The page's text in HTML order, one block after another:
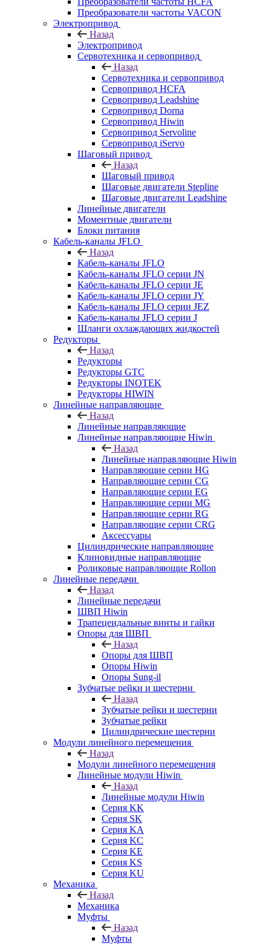
Преобразователи частоты VACON
Электропривод
Назад
Электропривод
Сервотехника и сервопривод
Назад
Сервотехника и сервопривод
Сервопривод HCFA
Сервопривод Leadshine
Сервопривод Dorna
Сервопривод Hiwin
Сервопривод Servoline
Сервопривод iServo
Шаговый привод
Назад
Шаговый привод
Шаговые двигатели Stepline
Шаговые двигатели Leadshine
Линейные двигатели
Моментные двигатели
Блоки питания
Кабель-каналы JFLO
Назад
Кабель-каналы JFLO
Кабель-каналы JFLO серии JN
Кабель-каналы JFLO серии JE
Кабель-каналы JFLO серии JY
Кабель-каналы JFLO серии JEZ
Кабель-каналы JFLO серии J
Шланги охлаждающих жидкостей
Редукторы
Назад
Редукторы
Редукторы GTC
Редукторы INOTEK
Редукторы HIWIN
Линейные направляющие
Назад
Линейные направляющие
Линейные направляющие Hiwin
Назад
Линейные направляющие Hiwin
Направляющие серии HG
Направляющие серии CG
Направляющие серии EG
Направляющие серии MG
Направляющие серии RG
Направляющие серии CRG
Аксессуары
Цилиндрические направляющие
Клиновидные направляющие
Роликовые направляющие Rollon
Линейные передачи
Назад
Линейные передачи
ШВП Hiwin
Трапецеидальные винты и гайки
Опоры для ШВП
Назад
Опоры для ШВП
Опоры Hiwin
Опоры Sung-il
Зубчатые рейки и шестерни
Назад
Зубчатые рейки и шестерни
Зубчатые рейки
Цилиндрические шестерни
Модули линейного перемещения
Назад
Модули линейного перемещения
Линейные модули Hiwin
Назад
Линейные модули Hiwin
Серия KK
Серия SK
Серия KA
Серия KC
Серия KE
Серия KS
Серия KU
Механика
Назад
Механика
Муфты
Назад
Муфты